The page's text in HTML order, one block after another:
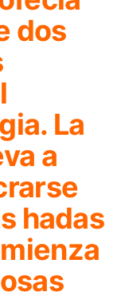
dos
La
a
hadas